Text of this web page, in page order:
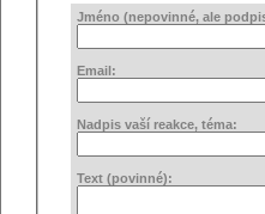
Jméno (nepovinné, ale
Email:
Nadpis vaší reakce, téma:
Text (povinné):